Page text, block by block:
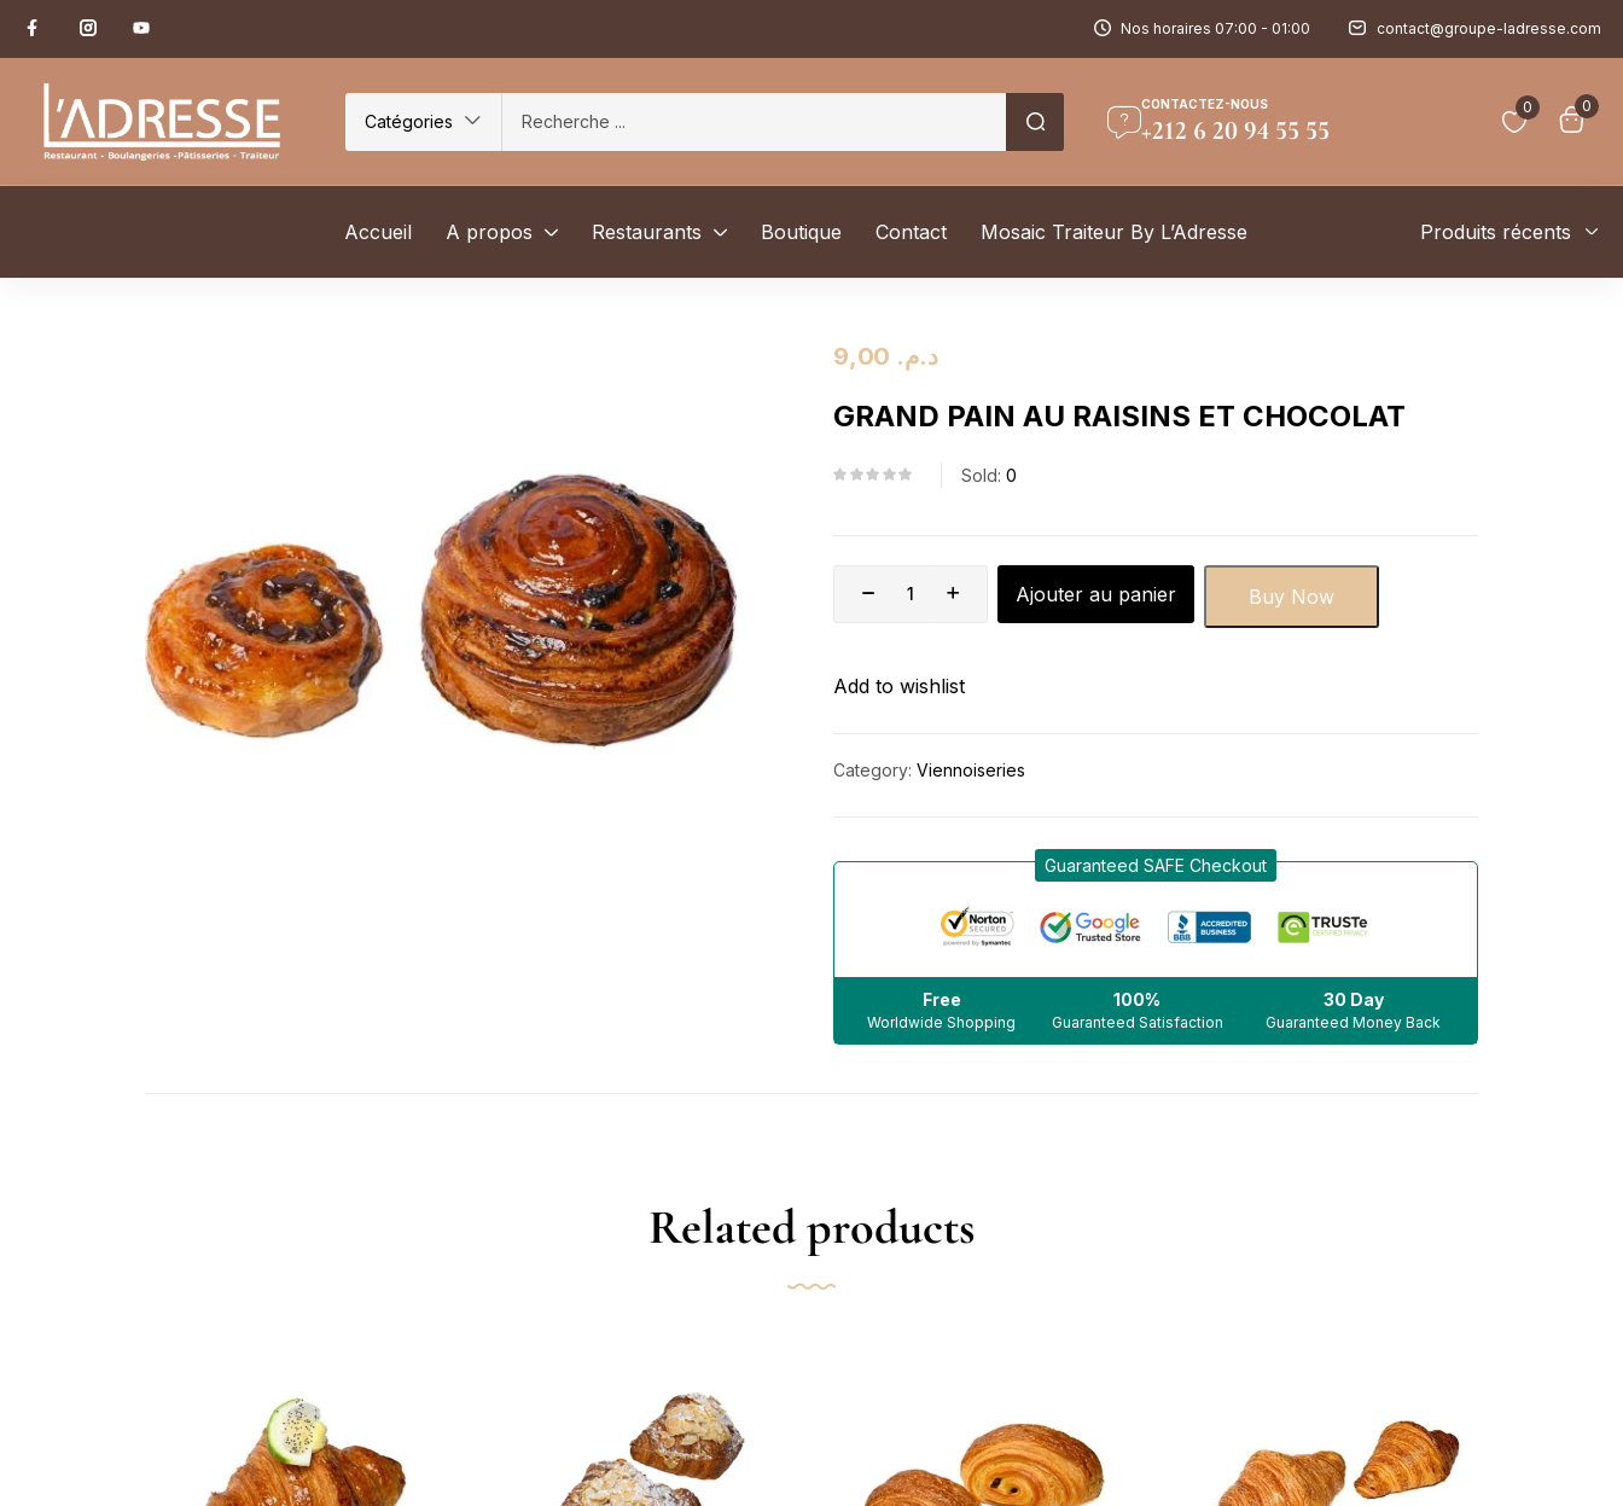
Nos horaires 07:00 - 01:00 contact@groupe-ladresse.com
Catégories
CONTACTEZ-NOUS
+212 6 20 94 55 55
0 0
Accueil A propos Restaurants Boutique Contact Mosaic Traiteur By L’Adresse Produits récents
د.م.
GRAND PAIN AU RAISINS ET CHOCOLAT
Sold: 0
Ajouter au panier Buy Now
Add to wishlist
Category: Viennoiseries
Guaranteed SAFE Checkout
Free
Worldwide Shopping
100%
Guaranteed Satisfaction
30 Day
Guaranteed Money Back
Related products